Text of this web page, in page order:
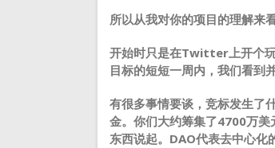
所以从我对你的项目的理解来
开始时只是在Twitter上开个
目标的短短一周内，我们看到
有很多事情要谈，竞标发生了
金。你们大约筹集了4700万美
东西说起。DAO代表去中心化